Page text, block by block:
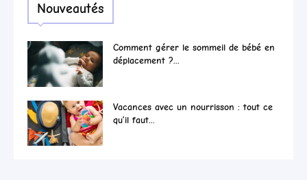
Nouveautés
Comment gérer le sommeil de bébé en
déplacement ?...
Vacances avec un nourrisson : tout ce
qu’il faut...